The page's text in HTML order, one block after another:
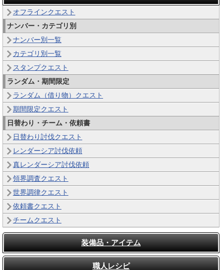
オフラインクエスト
ナンバー・カテゴリ別
ナンバー別一覧
カテゴリ別一覧
スタンプクエスト
ランダム・期間限定
ランダム（借り物）クエスト
期間限定クエスト
日替わり・チーム・依頼書
日替わり討伐クエスト
レンダーシア討伐依頼
真レンダーシア討伐依頼
領界調査クエスト
世界調律クエスト
依頼書クエスト
チームクエスト
装備品・アイテム
職人レシピ